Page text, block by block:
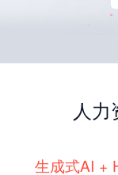
人
生成式AI +